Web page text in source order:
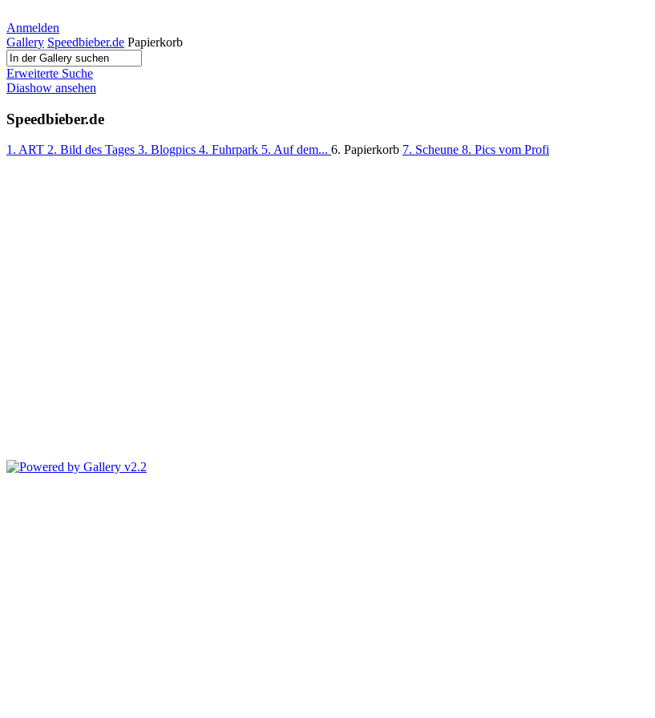
Anmelden
Gallery Speedbieber.de Papierkorb
Erweiterte Suche
Diashow ansehen
Speedbieber.de
1. ART 2. Bild des Tages 3. Blogpics 4. Fuhrpark 5. Auf dem... 6. Papierkorb 7. Scheune 8. Pics vom Profi